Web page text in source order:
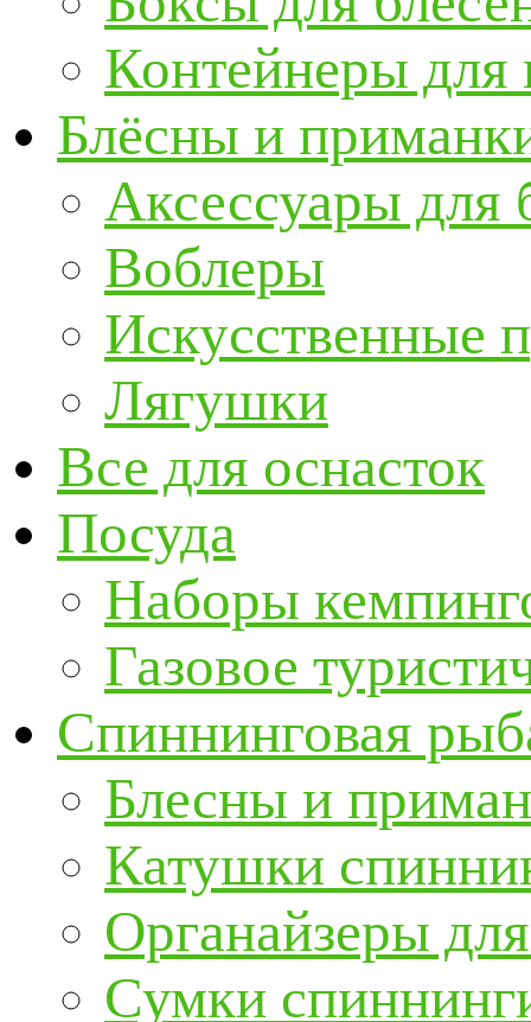
Контейнеры для
Блёсны и
Аксессуары для
Воблеры
Искусственные
Лягушки
Все для оснасток
Посуда
Наборы
Газовое
Спиннинговая
Блесны и
Катушки
Органайзеры
Сумки